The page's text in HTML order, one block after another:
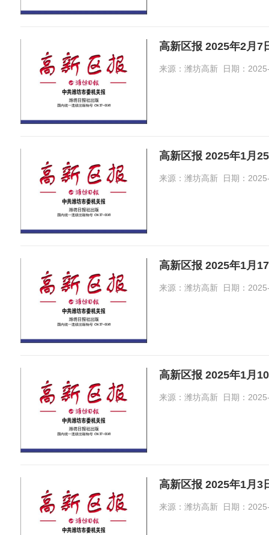
高新区报 2025年2月7
来源：潍坊高新 日期：
高新区报 2025年1月
来源：潍坊高新 日期：
高新区报 2025年1月
来源：潍坊高新 日期：
高新区报 2025年1月
来源：潍坊高新 日期：
高新区报 2025年1月3
来源：潍坊高新 日期：